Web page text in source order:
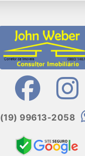
(19) 99613-2058